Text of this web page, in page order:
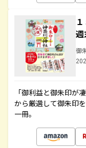
御
「御利益と御朱印が
から厳選して御朱印
一冊。